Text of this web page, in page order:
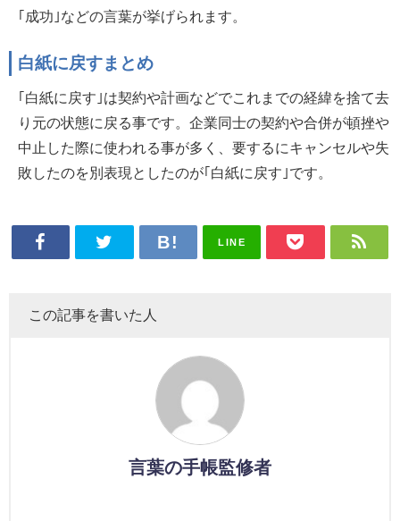
｢成功｣などの言葉が挙げられます。
白紙に戻すまとめ
｢白紙に戻す｣は契約や計画などでこれまでの経緯を捨て去
り元の状態に戻る事です。企業同士の契約や合併が頓挫や
中止した際に使われる事が多く、要するにキャンセルや失
敗したのを別表現としたのが｢白紙に戻す｣です。
LINE
この記事を書いた人
言葉の手帳監修者